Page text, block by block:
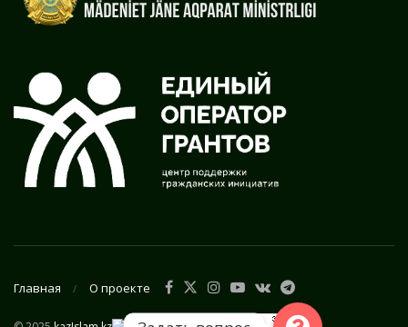
Главная О проекте